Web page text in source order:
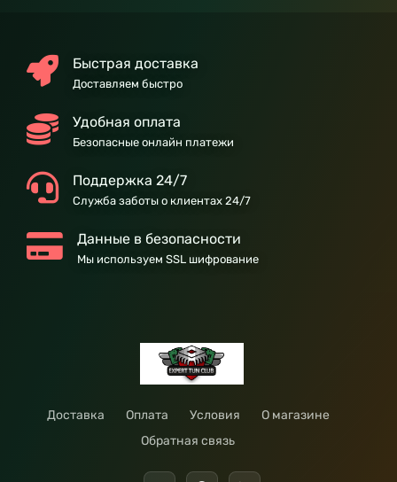
Быстрая доставка
Доставляем быстро
Удобная оплата
Безопасные онлайн платежи
Поддержка 24/7
Служба заботы о клиентах 24/7
Данные в безопасности
Мы используем SSL шифрование
Доставка Оплата Условия
О магазине
Обратная связь